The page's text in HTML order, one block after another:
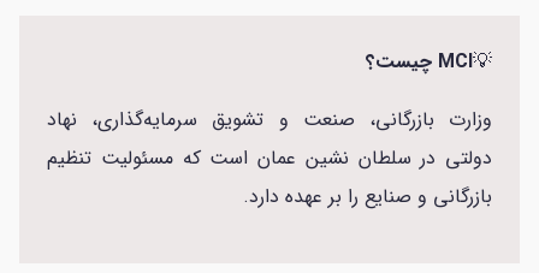
💡MCI چیست؟
وزارت بازرگانی، صنعت و تشویق سرمایه‌گذاری، نهاد
دولتی در سلطان نشین عمان است که مسئولیت تنظیم
بازرگانی و صنایع را بر عهده دارد.